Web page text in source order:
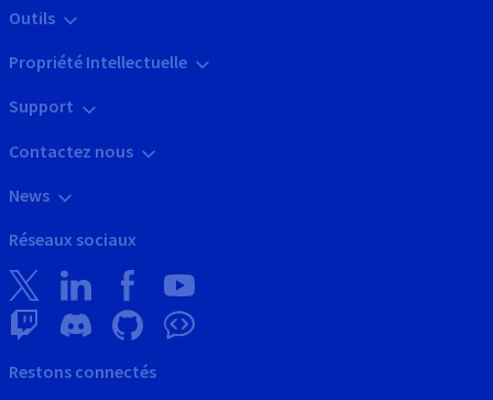
Outils
Propriété Intellectuelle
Support
Contactez nous
News
Réseaux sociaux
Restons connectés